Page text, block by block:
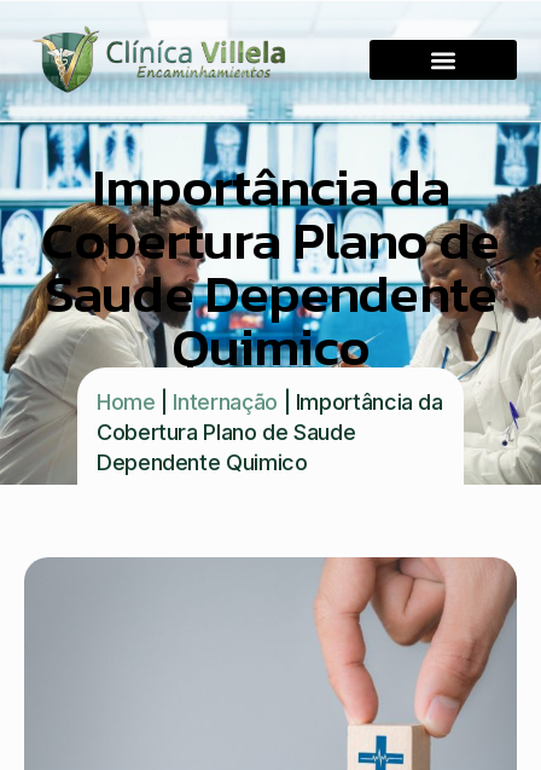
Importância da
Cobertura Plano de
Saude Dependente
Quimico
Home Internação
Importância da
Cobertura Plano de Saude
Dependente Quimico